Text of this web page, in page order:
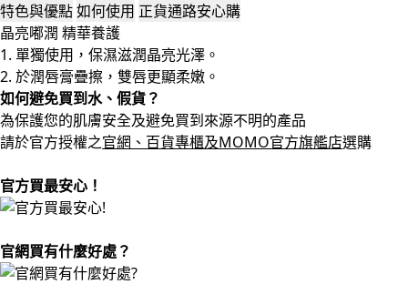
特色與優點如何使用 正貨通路安心購
晶亮嘟潤 精華養護
1. 單獨使用，保濕滋潤晶亮光澤。
2. 於潤唇膏疊擦，雙唇更顯柔嫩。
如何避免買到水、假貨？
為保護您的肌膚安全及避免買到來源不明的產品
請於官方授權之官網、百貨專櫃及MOMO官方旗艦店選購
官方買最安心！
官網買有什麼好處？